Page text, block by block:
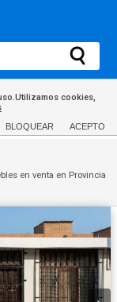
cookies,
BLOQUEAR ACEPTO
en venta en Provincia